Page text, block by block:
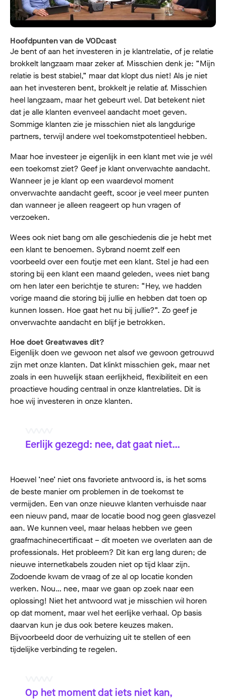
Hoofdpunten van de VODcast
Je bent of aan het investeren in je klantrelatie, of je relatie
brokkelt langzaam maar zeker af. Misschien denk je: “Mijn
relatie is best stabiel,” maar dat klopt dus niet! Als je niet
aan het investeren bent, brokkelt je relatie af. Misschien
heel langzaam, maar het gebeurt wel. Dat betekent niet
dat je alle klanten evenveel aandacht moet geven.
Sommige klanten zie je misschien niet als langdurige
partners, terwijl andere wel toekomstpotentieel hebben.
Maar hoe investeer je eigenlijk in een klant met wie je wél
een toekomst ziet? Geef je klant onverwachte aandacht.
Wanneer je je klant op een waardevol moment
onverwachte aandacht geeft, scoor je veel meer punten
dan wanneer je alleen reageert op hun vragen of
verzoeken.
Wees ook niet bang om alle geschiedenis die je hebt met
een klant te benoemen. Sybrand noemt zelf een
voorbeeld over een foutje met een klant. Stel je had een
storing bij een klant een maand geleden, wees niet bang
om hen later een berichtje te sturen: “Hey, we hadden
vorige maand die storing bij jullie en hebben dat toen op
kunnen lossen. Hoe gaat het nu bij jullie?”. Zo geef je
onverwachte aandacht en blijf je betrokken.
Hoe doet Greatwaves dit?
Eigenlijk doen we gewoon net alsof we gewoon getrouwd
zijn met onze klanten. Dat klinkt misschien gek, maar net
zoals in een huwelijk staan eerlijkheid, flexibiliteit en een
proactieve houding centraal in onze klantrelaties. Dit is
hoe wij investeren in onze klanten.
Eerlijk gezegd: nee, dat gaat niet…
Hoewel ‘nee’ niet ons favoriete antwoord is, is het soms
de beste manier om problemen in de toekomst te
vermijden. Een van onze nieuwe klanten verhuisde naar
een nieuw pand, maar de locatie bood nog geen glasvezel
aan. We kunnen veel, maar helaas hebben we geen
graafmachinecertificaat – dit moeten we overlaten aan de
professionals. Het probleem? Dit kan erg lang duren; de
nieuwe internetkabels zouden niet op tijd klaar zijn.
Zodoende kwam de vraag of ze al op locatie konden
werken. Nou… nee, maar we gaan op zoek naar een
oplossing! Niet het antwoord wat je misschien wil horen
op dat moment, maar wel het eerlijke verhaal. Op basis
daarvan kun je dus ook betere keuzes maken.
Bijvoorbeeld door de verhuizing uit te stellen of een
tijdelijke verbinding te regelen.
Op het moment dat iets niet kan,